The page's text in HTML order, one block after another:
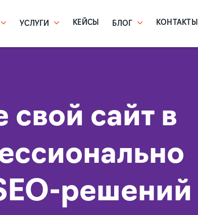
УСЛУГИ КЕЙСЫ БЛОГ КОНТАКТЫ
свой сайт в
решений